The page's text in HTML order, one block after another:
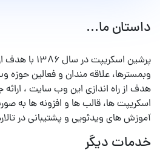
داستان ما...
پرشین اسکریپت
وبمسترها، علاقه مندان و فعالین حوزه
هدف از راه اندازی این وب سایت ، ارائه
اسکریپت ها، قالب ها و افزونه ها به
آموزش های ویدئویی و پشتیبانی در
خدمات دیگر